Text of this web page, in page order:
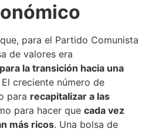
para el Partido Comunista
de valores era
la transición hacia una
El creciente número de
para recapitalizar a las
para hacer que cada vez
más ricos. Una bolsa de